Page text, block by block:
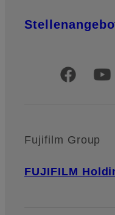
Offizielle
Fujifilm Group
FUJIFILM